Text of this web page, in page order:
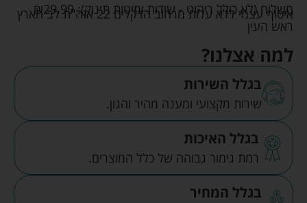
משלוח (לא כולל ריהוט - שידות ומיטות תינוק): ₪29.99
איסוף עצמי ללא עלות מרחוב הדקלים 22 אזה"ת לב הארץ
ראש העין
למה אצלנו?
בגלל השירות
שירות מקצועי ומענה מהיר והגון.
בגלל האיכות
רמת גימור גבוהה של כלל המוצרים.
בגלל המחיר